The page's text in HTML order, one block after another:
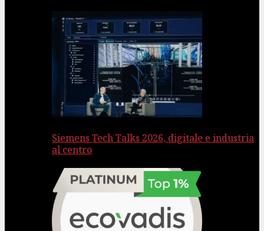
Siemens Tech Talks 2026, digitale e industria
al centro